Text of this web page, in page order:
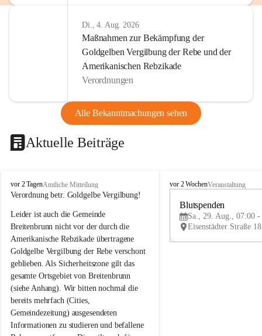
Di., 4. Aug. 2026
Maßnahmen zur Bekämpfung der
Goldgelben Vergilbung der Rebe und der
Amerikanischen Rebzikade
Verordnungen
Alle Bekanntmachungen sehen
Aktuelle Beiträge
B
r
i
t
e
n
b
r
u
n
n
a
m
N
vor 2 TagenAmtliche Mitteilung
Verordnung betr. Goldgelbe Vergilbung!
Leider ist auch die Gemeinde
Breitenbrunn nicht vor der durch die
Amerikanische Rebzikade übertragene
Goldgelbe Vergilbung der Rebe verschont
geblieben. Als Sicherheitszone gilt das
gesamte Ortsgebiet von Breitenbrunn
(siehe Anhang). Wir bitten nochmal die
bereits mehrfach (Cities,
Gemeindezeitung) ausgesendeten
Informationen zu studieren und befallene
B
e
vor 2 WochenVeranstaltung
Blutspenden
Sa., 29. Aug., 07:00 -